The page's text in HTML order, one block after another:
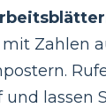
Zahlen
lassen